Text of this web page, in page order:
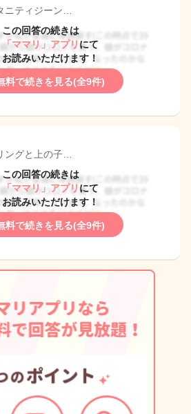
ニティジーン…
この回答の続きは
「ママリ」アプリ にて
お読みいただけます！
料で続きを見る(全9件)
ングと上の子…
この回答の続きは
「ママリ」アプリ にて
お読みいただけます！
料で続きを見る(全9件)